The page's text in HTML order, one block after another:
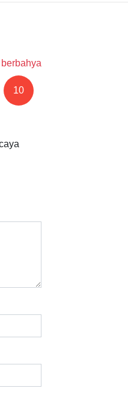
10